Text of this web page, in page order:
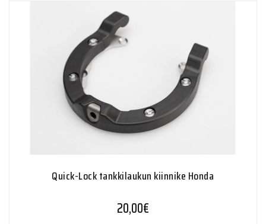
Quick-Lock tankkilaukun kiinnike Honda
20,00€